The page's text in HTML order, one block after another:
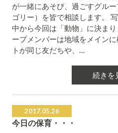
が一緒にあそび、過ごすグル
ゴリー）を皆で相談します。
中から今回は「動物」に決ま
ープメンバーは地域をメイン
トが同じ友だちや、…
続きを
2017.05.26
今日の保育・・・